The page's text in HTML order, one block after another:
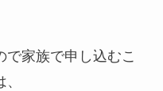
で家族で申し込むこ